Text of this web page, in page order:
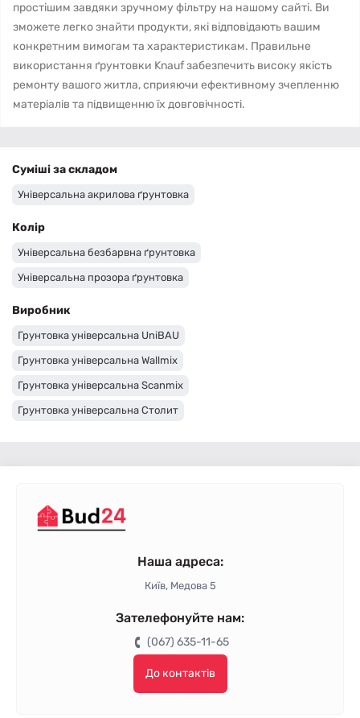
простішим завдяки зручному фільтру на нашому сайті. Ви
зможете легко знайти продукти, які відповідають вашим
конкретним вимогам та характеристикам. Правильне
використання ґрунтовки Knauf забезпечить високу якість
ремонту вашого житла, сприяючи ефективному зчепленню
матеріалів та підвищенню їх довговічності.
Суміші за складом
Універсальна акрилова ґрунтовка
Колір
Універсальна безбарвна ґрунтовка
Універсальна прозора ґрунтовка
Виробник
Грунтовка універсальна UniBAU
Грунтовка універсальна Wallmix
Грунтовка універсальна Scanmix
Грунтовка універсальна Столит
Універсальна ґрунтовка Ceresit
Грунтовка універсальна BudmonsteR
Універсальна ґрунтовка Baumit
Грунтовка універсальна Anserglob
Наша адреса:
Київ, Медова 5
Зателефонуйте нам:
(067) 635-11-65
До контактів